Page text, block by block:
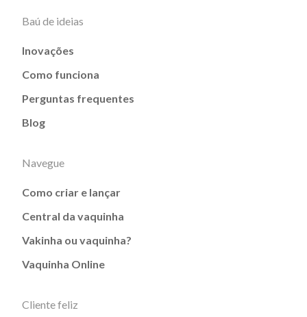
Baú de ideias
Inovações
Como funciona
Perguntas frequentes
Blog
Navegue
Como criar e lançar
Central da vaquinha
Vakinha ou vaquinha?
Vaquinha Online
Cliente feliz